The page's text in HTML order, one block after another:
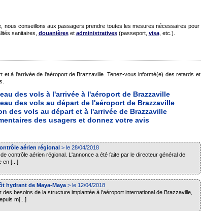
nous conseillons aux passagers prendre toutes les mesures nécessaires pour
sanitaires, douanièreset administratives(passeport, visa, etc.).
et à l'arrivée de l'aéroport de Brazzaville. Tenez-vous informé(e) des retards et
des vols à l'arrivée à l'aéroport de Brazzaville
des vols au départ de l'aéroport de Brazzaville
des vols au départ et à l'arrivée de Brazzaville
des usagers et donnez votre avis
aérien régional > le 28/04/2018
contrôle aérien régional. L'annonce a été faite par le directeur général de
en [...]
hydrant de Maya-Maya > le 12/04/2018
besoins de la structure implantée à l'aéroport international de Brazzaville,
m[...]